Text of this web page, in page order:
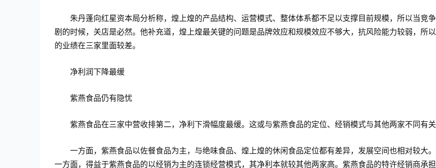
朱丹蓬向红星资本局分析称，煌上煌的产品结构、运营模式、整体体系都不足以支撑目前规模，所以当竞
剧的时候，关店是必然。他补充道，煌上煌最关键的问题是品牌效应和规模效应不够大，抗风险能力较弱，所
的业绩在三家里面较差。
净利润下降最缓
紫燕食品仍有隐忧
紫燕食品在三家中营收排第二，净利下滑幅度最缓。这或与紫燕食品的定位、经销模式与其他两家不同有
一方面，紫燕食品以佐餐食品为主，与绝味食品、煌上煌的休闲食品定位都有差异，发展空间也相对较大
一方面，得益于紫燕食品的以经销为主的连锁经营模式，其净利本就较其他两家高。紫燕食品的特许经销商承